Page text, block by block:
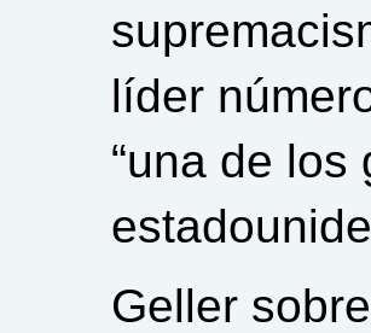
líder
“una de los
Geller